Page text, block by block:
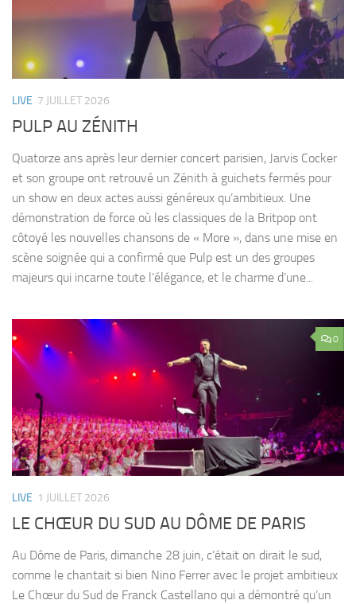
LIVE 7 JUILLET 2026
PULP AU ZÉNITH
Quatorze ans après leur dernier concert parisien, Jarvis Cocker
et son groupe ont retrouvé un Zénith à guichets fermés pour
un show en deux actes aussi généreux qu’ambitieux. Une
démonstration de force où les classiques de la Britpop ont
côtoyé les nouvelles chansons de « More », dans une mise en
scène soignée qui a confirmé que Pulp est un des groupes
majeurs qui incarne toute l’élégance, et le charme d’une...
0
LIVE 1 JUILLET 2026
LE CHŒUR DU SUD AU DÔME DE PARIS
Au Dôme de Paris, dimanche 28 juin, c’était on dirait le sud,
comme le chantait si bien Nino Ferrer avec le projet ambitieux
Le Chœur du Sud de Franck Castellano qui a démontré qu’un